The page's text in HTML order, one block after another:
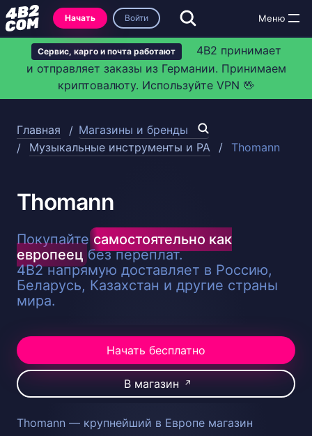
Сервис, карго и почта работают
4B2 принимает
и отправляет заказы из Германии. Принимаем
криптовалюту. Используйте VPN 🖖
Начать Войти
Главная
Магазины и бренды
Музыкальные инструменты и PA
Thomann
Thomann
Покупайтесамостоятельно как
европеец без переплат.
4B2 напрямую доставляет в Россию,
Беларусь, Казахстан и другие страны
мира.
Начать бесплатно
В магазин ↗
Thomann — крупнейший в Европе магазин